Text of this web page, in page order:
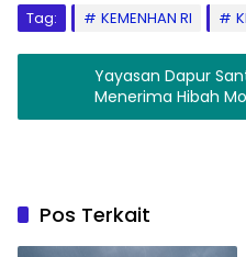
Tag: KEMENHAN RI
Yayasan Dapur
Menerima Hibah
Pos Terkait